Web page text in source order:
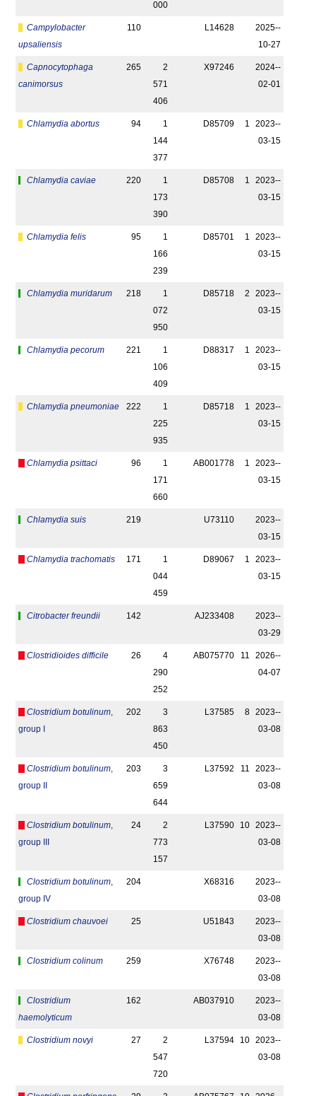
000
Campylobacter
upsaliensis
110 L14628
2025-­
10-27
Capnocytophaga
canimorsus
265
2
571
406
X97246
2024-­
02-01
Chlamydia abortus 94
1
144
377
D85709 1
2023-­
03-15
Chlamydia caviae 220
1
173
390
D85708 1
2023-­
03-15
Chlamydia felis 95
1
166
239
D85701 1
2023-­
03-15
Chlamydia muridarum 218
1
072
950
D85718 2
2023-­
03-15
Chlamydia pecorum 221
1
106
409
D88317 1
2023-­
03-15
Chlamydia pneumoniae 222
1
225
935
D85718 1
2023-­
03-15
Chlamydia psittaci 96
1
171
660
AB001778 1
2023-­
03-15
Chlamydia suis 219 U73110
2023-­
03-15
Chlamydia trachomatis 171
1
044
459
D89067 1
2023-­
03-15
Citrobacter freundii 142 AJ233408
2023-­
03-29
Clostridioides difficile 26
4
290
252
AB075770 11
2026-­
04-07
Clostridium botulinum
group I
202
3
863
450
L37585 8
2023-­
03-08
Clostridium botulinum
group II
203
3
659
644
L37592 11
2023-­
03-08
Clostridium botulinum
group III
24
2
773
157
L37590 10
2023-­
03-08
Clostridium botulinum
group IV
204 X68316
2023-­
03-08
Clostridium chauvoei 25 U51843
2023-­
03-08
Clostridium colinum 259 X76748
2023-­
03-08
Clostridium
haemolyticum
162 AB037910
2023-­
03-08
Clostridium novyi 27
2
547
720
L37594 10
2023-­
03-08